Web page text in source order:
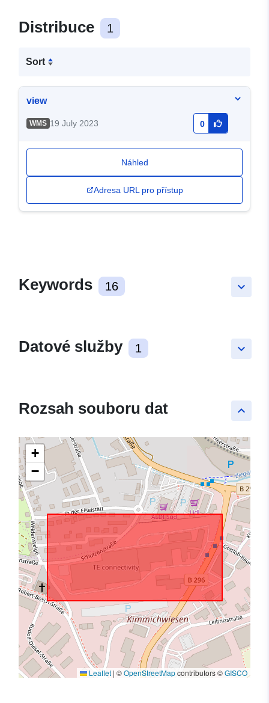
Distribuce 1
Sort
view
WMS 19 July 2023 0
Náhled
Adresa URL pro přístup
keyboard_arrow_down
Keywords 16
keyboard_arrow_down
Datové služby 1
keyboard_arrow_up
Rozsah souboru dat
+
−
Leaflet | ©OpenStreetMapcontributors ©GISCO